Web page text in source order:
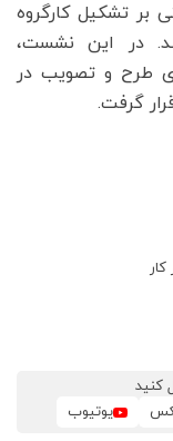
مسکن مورخ ۱۰ بهمن ۱۴۰۳مبنی بر تشکیل کارگروه
در این نشست،
طرح و تصویب در
گرفت.
کنید
یوتیوب